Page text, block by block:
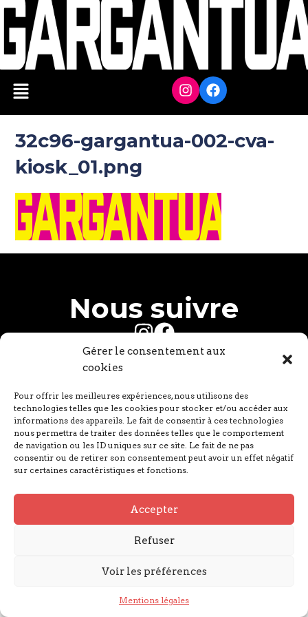
Gérer le consentement aux
cookies
Pour offrir les meilleures expériences, nous utilisons des
technologies telles que les cookies pour stocker et/ou accéder aux
informations des appareils. Le fait de consentir à ces technologies
nous permettra de traiter des données telles que le comportement
de navigation ou les ID uniques sur ce site. Le fait de ne pas
consentir ou de retirer son consentement peut avoir un effet négatif
sur certaines caractéristiques et fonctions.
Accepter
Refuser
Voir les préférences
Mentions légales
32c96-gargantua-002-cva-
kiosk_01.png
Nous suivre
Mentions légales